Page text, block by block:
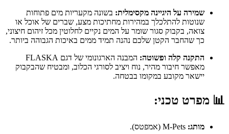
שמירה על היגיינה מקסימלית: בשונה מקעריות מים פתוחות
שנוטות להתלכלך במהירות מחתיכות מצע, שברים של אוכל או
צואה, בקבוק סגור שומר על המים נקיים לחלוטין מכל זיהום חיצוני,
כך שהחבר הקטן שלכם נהנה תמיד ממים באיכות הגבוהה ביותר.
התקנה קלה ופשוטה:
המבנה הארגונומי של דגם FLASKA
מאפשר חיבור מהיר, נוח ויציב לסורגי הכלוב, ומבטיח שהבקבוק
יישאר מקובע במקומו בבטחה.
📊 מפרט טכני:
מותג: